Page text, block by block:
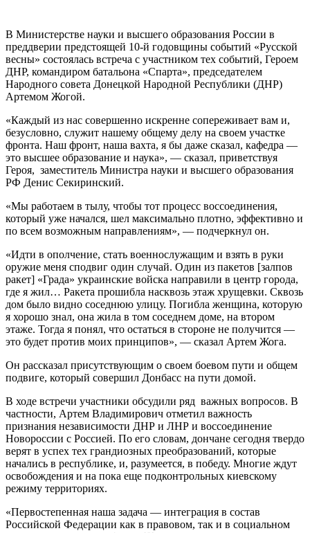
В Министерстве науки и высшего образования России в
преддверии предстоящей 10-й годовщины событий «Русской
весны» состоялась встреча с участником тех событий, Героем
ДНР, командиром батальона «Спарта», председателем
Народного совета Донецкой Народной Республики (ДНР)
Артемом Жогой.
«Каждый из нас совершенно искренне сопереживает вам и,
безусловно, служит нашему общему делу на своем участке
фронта. Наш фронт, наша вахта, я бы даже сказал, кафедра —
это высшее образование и наука», — сказал, приветствуя
Героя, заместитель Министра науки и высшего образования
РФ Денис Секиринский.
«Мы работаем в тылу, чтобы тот процесс воссоединения,
который уже начался, шел максимально плотно, эффективно и
по всем возможным направлениям», — подчеркнул он.
«Идти в ополчение, стать военнослужащим и взять в руки
оружие меня сподвиг один случай. Один из пакетов [залпов
ракет] «Града» украинские войска направили в центр города,
где я жил… Ракета прошибла насквозь этаж хрущевки. Сквозь
дом было видно соседнюю улицу. Погибла женщина, которую
я хорошо знал, она жила в том соседнем доме, на втором
этаже. Тогда я понял, что остаться в стороне не получится —
это будет против моих принципов», — сказал Артем Жога.
Он рассказал присутствующим о своем боевом пути и общем
подвиге, который совершил Донбасс на пути домой.
В ходе встречи участники обсудили ряд важных вопросов. В
частности, Артем Владимирович отметил важность
признания независимости ДНР и ЛНР и воссоединение
Новороссии с Россией. По его словам, дончане сегодня твердо
верят в успех тех грандиозных преобразований, которые
начались в республике, и, разумеется, в победу. Многие ждут
освобождения и на пока еще подконтрольных киевскому
режиму территориях.
«Первостепенная наша задача — интеграция в состав
Российской Федерации как в правовом, так и в социальном